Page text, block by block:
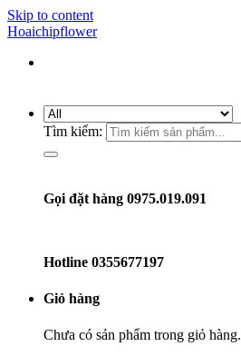
Skip to content
Hoaichipflower
Tìm kiếm:
Gọi đặt hàng 0975.019.091
Hotline 0355677197
Giỏ hàng
Chưa có sản phẩm trong giỏ hàng.